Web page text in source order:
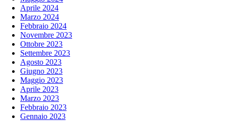
Aprile 2024
Marzo 2024
Febbraio 2024
Novembre 2023
Ottobre 2023
Settembre 2023
Agosto 2023
Giugno 2023
Maggio 2023
Aprile 2023
Marzo 2023
Febbraio 2023
Gennaio 2023